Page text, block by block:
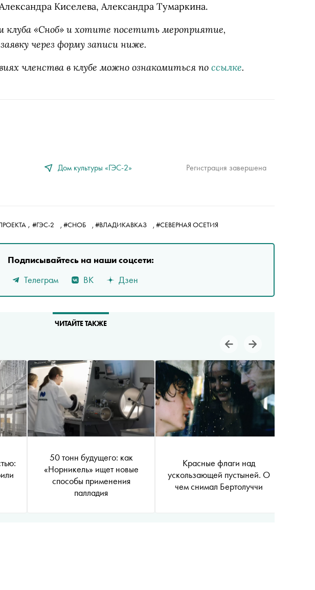
Киселева, Александра Тумаркина.
клуба «Сноб» и хотите посетить мероприятие,
через форму записи ниже.
членства в клубе можно ознакомиться по ссылке.
Дом культуры «ГЭС-2» Регистрация завершена
, #ГЭС-2 , #СНОБ , #ВЛАДИКАВКАЗ , #СЕВЕРНАЯ ОСЕТИЯ
Подписывайтесь на наши соцсети:
Телеграм
ВК Дзен
ЧИТАЙТЕ ТАКЖЕ
50 тонн будущего: как
«Норникель» ищет новые
способы применения
палладия
Красные флаги над
ускользающей пустыней. О
чем снимал Бертолуччи